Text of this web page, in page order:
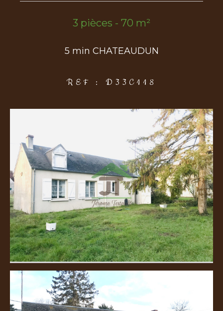
3 pièces - 70 m²
5 min CHATEAUDUN
REF : D33C118